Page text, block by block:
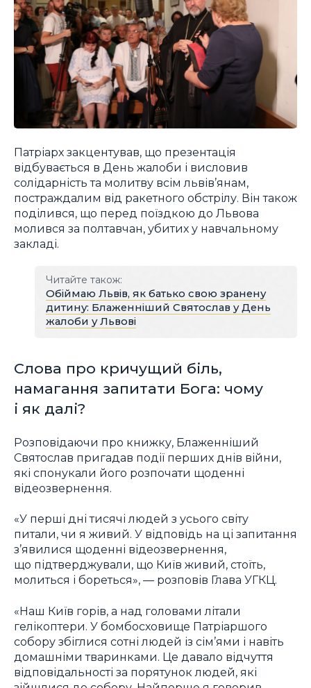
Патріарх закцентував, що презентація
відбувається в День жалоби і висловив
солідарність та молитву всім львів’янам,
постраждалим від ракетного обстрілу. Він також
поділився, що перед поїздкою до Львова
молився за полтавчан, убитих у навчальному
закладі.
Читайте також:
Обіймаю Львів, як батько свою зранену
дитину: Блаженніший Святослав у День
жалоби у Львові
Слова про кричущий біль,
намагання запитати Бога: чому
і як далі?
Розповідаючи про книжку, Блаженніший
Святослав пригадав події перших днів війни,
які спонукали його розпочати щоденні
відеозвернення.
«У перші дні тисячі людей з усього світу
питали, чи я живий. У відповідь на ці запитання
з’явилися щоденні відеозвернення,
що підтверджували, що Київ живий, стоїть,
молиться і бореться», — розповів Глава УГКЦ.
«Наш Київ горів, а над головами літали
гелікоптери. У бомбосховище Патріаршого
собору збіглися сотні людей із сім’ями і навіть
домашніми тваринками. Це давало відчуття
відповідальності за порятунок людей, які